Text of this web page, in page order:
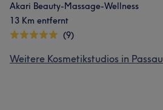
Akari Beauty-Massage-Wellness
13 Km entfernt
(9)
Weitere Kosmetikstudios in Passau